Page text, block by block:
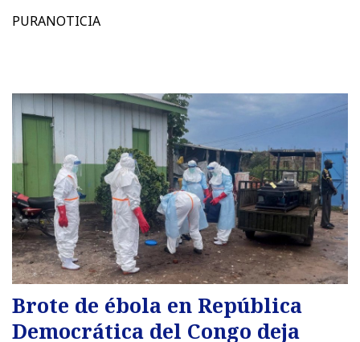
PURANOTICIA
Brote de ébola en República
Democrática del Congo deja